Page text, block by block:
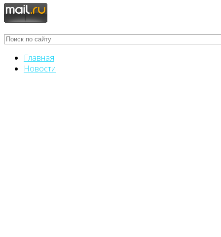
Главная
Новости